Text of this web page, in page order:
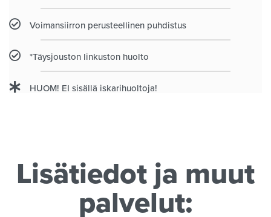
Voimansiirron perusteellinen puhdistus
*Täysjouston linkuston huolto
HUOM! EI sisällä iskarihuoltoja!
Lisätiedot ja muut
palvelut: